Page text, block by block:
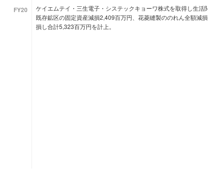
FY20
ケイエムテイ・三生電子・システックキョーワ株式を取得し生活関
既存鉱区の固定資産減損2,409百万円、花菱縫製ののれん全額減損
損し合計5,323百万円を計上。